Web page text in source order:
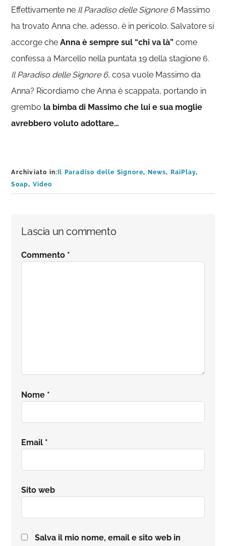
Effettivamente ne Il Paradiso delle Signore 6Massimo
ha trovato Anna che, adesso, è in pericolo. Salvatore si
accorge che Anna è sempre sul “chi va là” come
confessa a Marcello nella puntata 19 della stagione 6.
Il Paradiso delle Signore 6, cosa vuole Massimo da
Anna? Ricordiamo che Anna è scappata, portando in
grembo la bimba di Massimo che lui e sua moglie
avrebbero voluto adottare…
Archiviato in: Il Paradiso delle Signore, News, RaiPlay,
Soap, Video
Interazioni
del
Lascia un commento
Commento *
Nome *
Email *
Sito web
Salva il mio nome, email e sito web in